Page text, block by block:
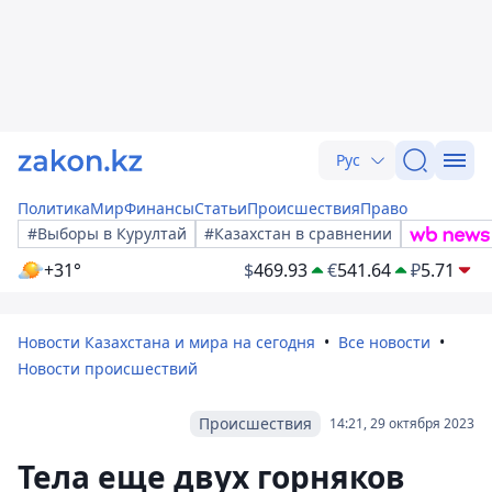
Рус
ПолитикаМирФинансыСтатьиПроисшествияПраво
#Выборы в Курултай
#Казахстан в сравнении
+31° $469.93 €541.64 ₽5.71
Новости Казахстана и мира на сегодня
Все новости
Новости происшествий
14:21, 29 октября 2023
Происшествия
Тела еще двух горняков